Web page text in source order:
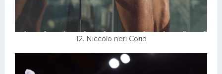
12. Niccolo neri Соло